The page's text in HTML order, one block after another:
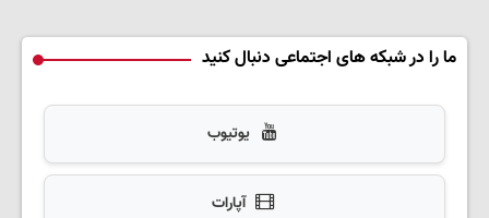
ما را در شبکه های اجتماعی دنبال کنید
یوتیوب
آپارات